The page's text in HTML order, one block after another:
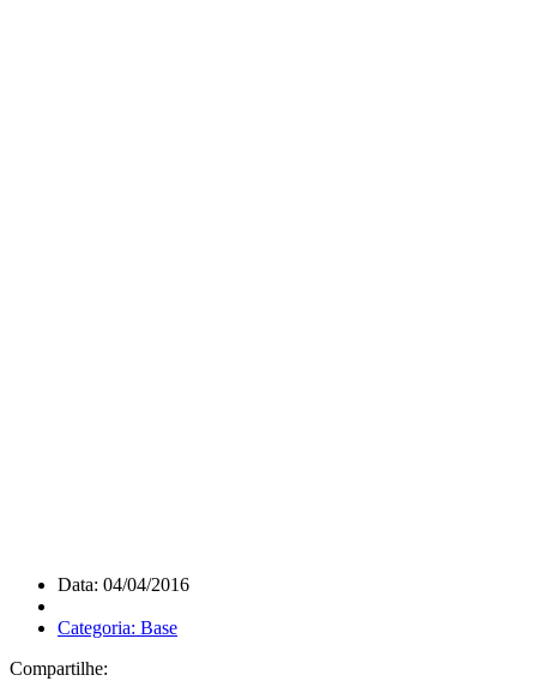
Data: 04/04/2016
Categoria: Base
Compartilhe: